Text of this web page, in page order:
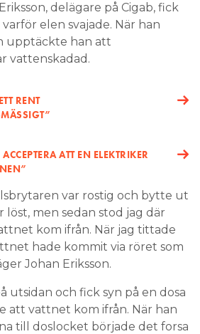
delägare på Cigab, fick
elen svajade. När han
upptäckte han att
vattenskadad.
RENT
ATT EN ELEKTRIKER
var rostig och bytte ut
men sedan stod jag där
kom ifrån. När jag tittade
hade kommit via röret som
Johan Eriksson.
utsidan och fick syn på en dosa
att vattnet kom ifrån. När han
till doslocket började det forsa